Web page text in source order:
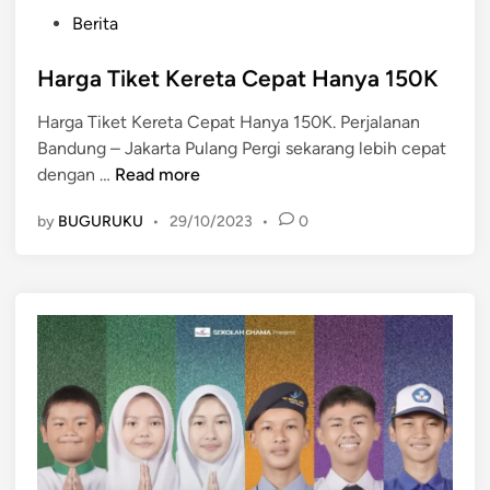
s
e
d
i
Berita
Harga Tiket Kereta Cepat Hanya 150K
Harga Tiket Kereta Cepat Hanya 150K. Perjalanan
Bandung – Jakarta Pulang Pergi sekarang lebih cepat
dengan … H
r
i
k
e
t
K
Read more
by BUGURUKU • 29/10/2023 • 0